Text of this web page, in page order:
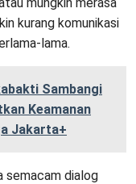
kurang komunikasi
lama.
Sambangi
Keamanan
Jakarta+
semacam dialog